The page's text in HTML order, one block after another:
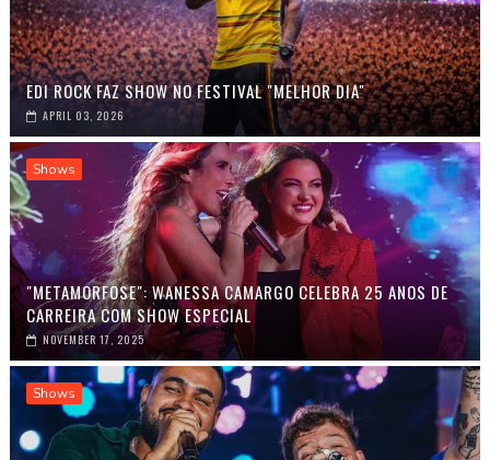
EDI ROCK FAZ SHOW NO FESTIVAL "MELHOR DIA"
APRIL 03, 2026
Shows
"METAMORFOSE": WANESSA CAMARGO CELEBRA 25 ANOS DE
CARREIRA COM SHOW ESPECIAL
NOVEMBER 17, 2025
Shows